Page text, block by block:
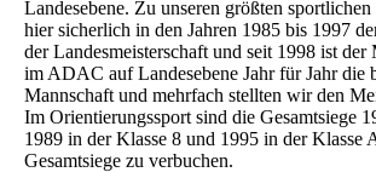
Landesebene. Zu unseren größten
hier sicherlich in den Jahren 1985 bis 1997
der Landesmeisterschaft und seit 1998 ist
im ADAC auf Landesebene Jahr für Jahr die
Mannschaft und mehrfach stellten wir den
Im Orientierungssport sind die Gesamtsiege
1989 in der Klasse 8 und 1995 in der Klasse
Gesamtsiege zu verbuchen.